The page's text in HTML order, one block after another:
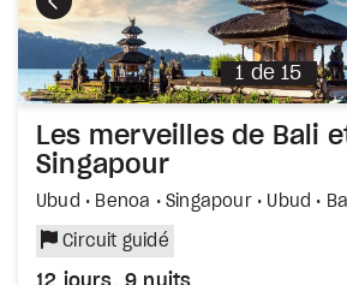
Précédent
1 de 15
Les merveilles de Bali
Singapour
Ubud • Benoa • Singapour • Ubud • Bali
Circuit guidé